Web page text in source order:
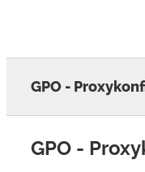
GPO -
GPO -